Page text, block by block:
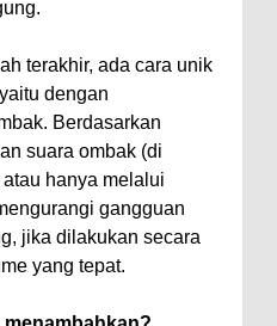
terakhir, ada cara unik
dengan
Berdasarkan
suara ombak (di
hanya melalui
gangguan
jika dilakukan secara
yang tepat.